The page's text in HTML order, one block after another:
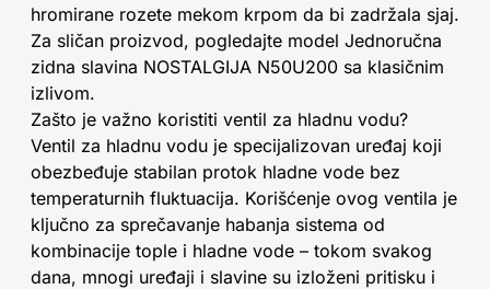
hromirane rozete mekom krpom da bi zadržala sjaj.
Za sličan proizvod, pogledajte model Jednoručna
zidna slavina NOSTALGIJA N50U200 sa klasičnim
izlivom.
Zašto je važno koristiti ventil za hladnu vodu?
Ventil za hladnu vodu je specijalizovan uređaj koji
obezbeđuje stabilan protok hladne vode bez
temperaturnih fluktuacija. Korišćenje ovog ventila je
ključno za sprečavanje habanja sistema od
kombinacije tople i hladne vode – tokom svakog
dana, mnogi uređaji i slavine su izloženi pritisku i